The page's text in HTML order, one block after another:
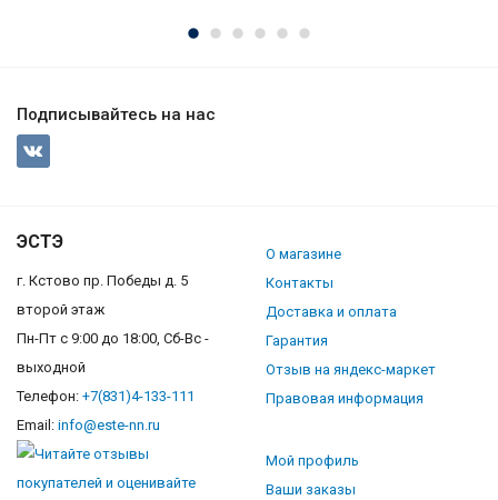
Подписывайтесь на нас
ЭСТЭ
г. Кстово пр. Победы д. 5
второй этаж
Пн-Пт с 9:00 до 18:00, Сб-Вс -
выходной
Телефон: +7(831)4-133-111
Email: info@este-nn.ru
О магазине
Контакты
Доставка и оплата
Гарантия
Отзыв на яндекс-маркет
Правовая информация
Мой профиль
Ваши заказы